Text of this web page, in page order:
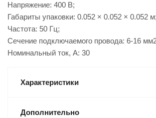
Напряжение: 400 В;
Габариты упаковки: 0.052 × 0.052 × 0.052 м;
Частота: 50 Гц;
Сечение подключаемого провода: 6-16
Номинальный ток, А: 30
Характеристики
Дополнительно